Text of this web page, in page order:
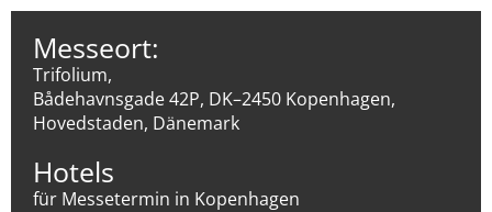
Messeort:
Trifolium,
Bådehavnsgade 42P, DK–2450 Kopenhagen,
Hovedstaden, Dänemark
Hotels
für Messetermin in Kopenhagen